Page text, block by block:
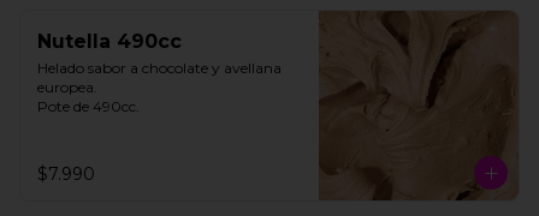
Nutella 490cc
Helado sabor a chocolate y avellana
europea.
Pote de 490cc.
$7.990